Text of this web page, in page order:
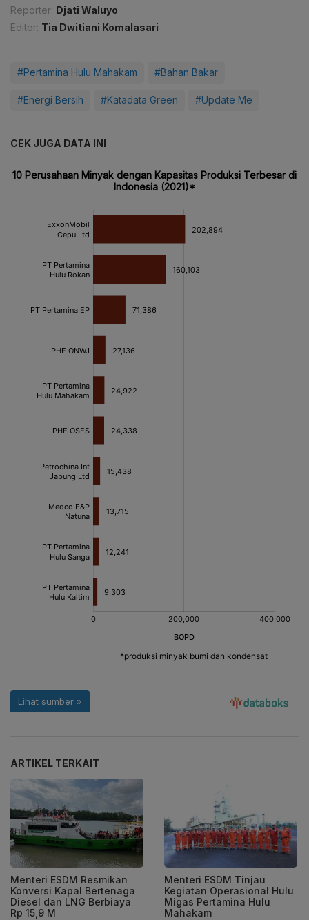
Reporter: Djati Waluyo
Editor: Tia Dwitiani Komalasari
#Pertamina Hulu Mahakam #Bahan Bakar
#Energi Bersih #Katadata Green #Update Me
CEK JUGA DATA INI
ARTIKEL TERKAIT
Menteri ESDM Resmikan
Konversi Kapal Bertenaga
Diesel dan LNG Berbiaya
Rp 15,9 M
Menteri ESDM Tinjau
Kegiatan Operasional Hulu
Migas Pertamina Hulu
Mahakam